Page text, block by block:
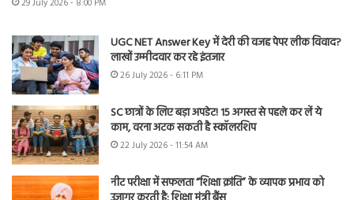
29 July 2026 - 8:00 PM
UGC NET Answer Key में देरी की वजह पेपर लीक विवाद?
लाखों उम्मीदवार कर रहे इंतजार
26 July 2026 - 6:11 PM
SC छात्रों के लिए बड़ा अपडेट! 15 अगस्त से पहले कर लें ये
काम, वरना अटक सकती है स्कॉलरशिप
22 July 2026 - 11:54 AM
नीट परीक्षा में सफलता “शिक्षा क्रांति” के व्यापक प्रभाव को